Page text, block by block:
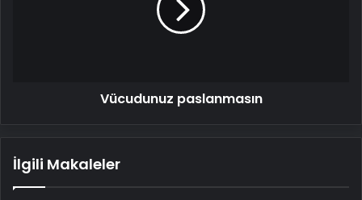
Vücudunuz paslanmasın
İlgili Makaleler